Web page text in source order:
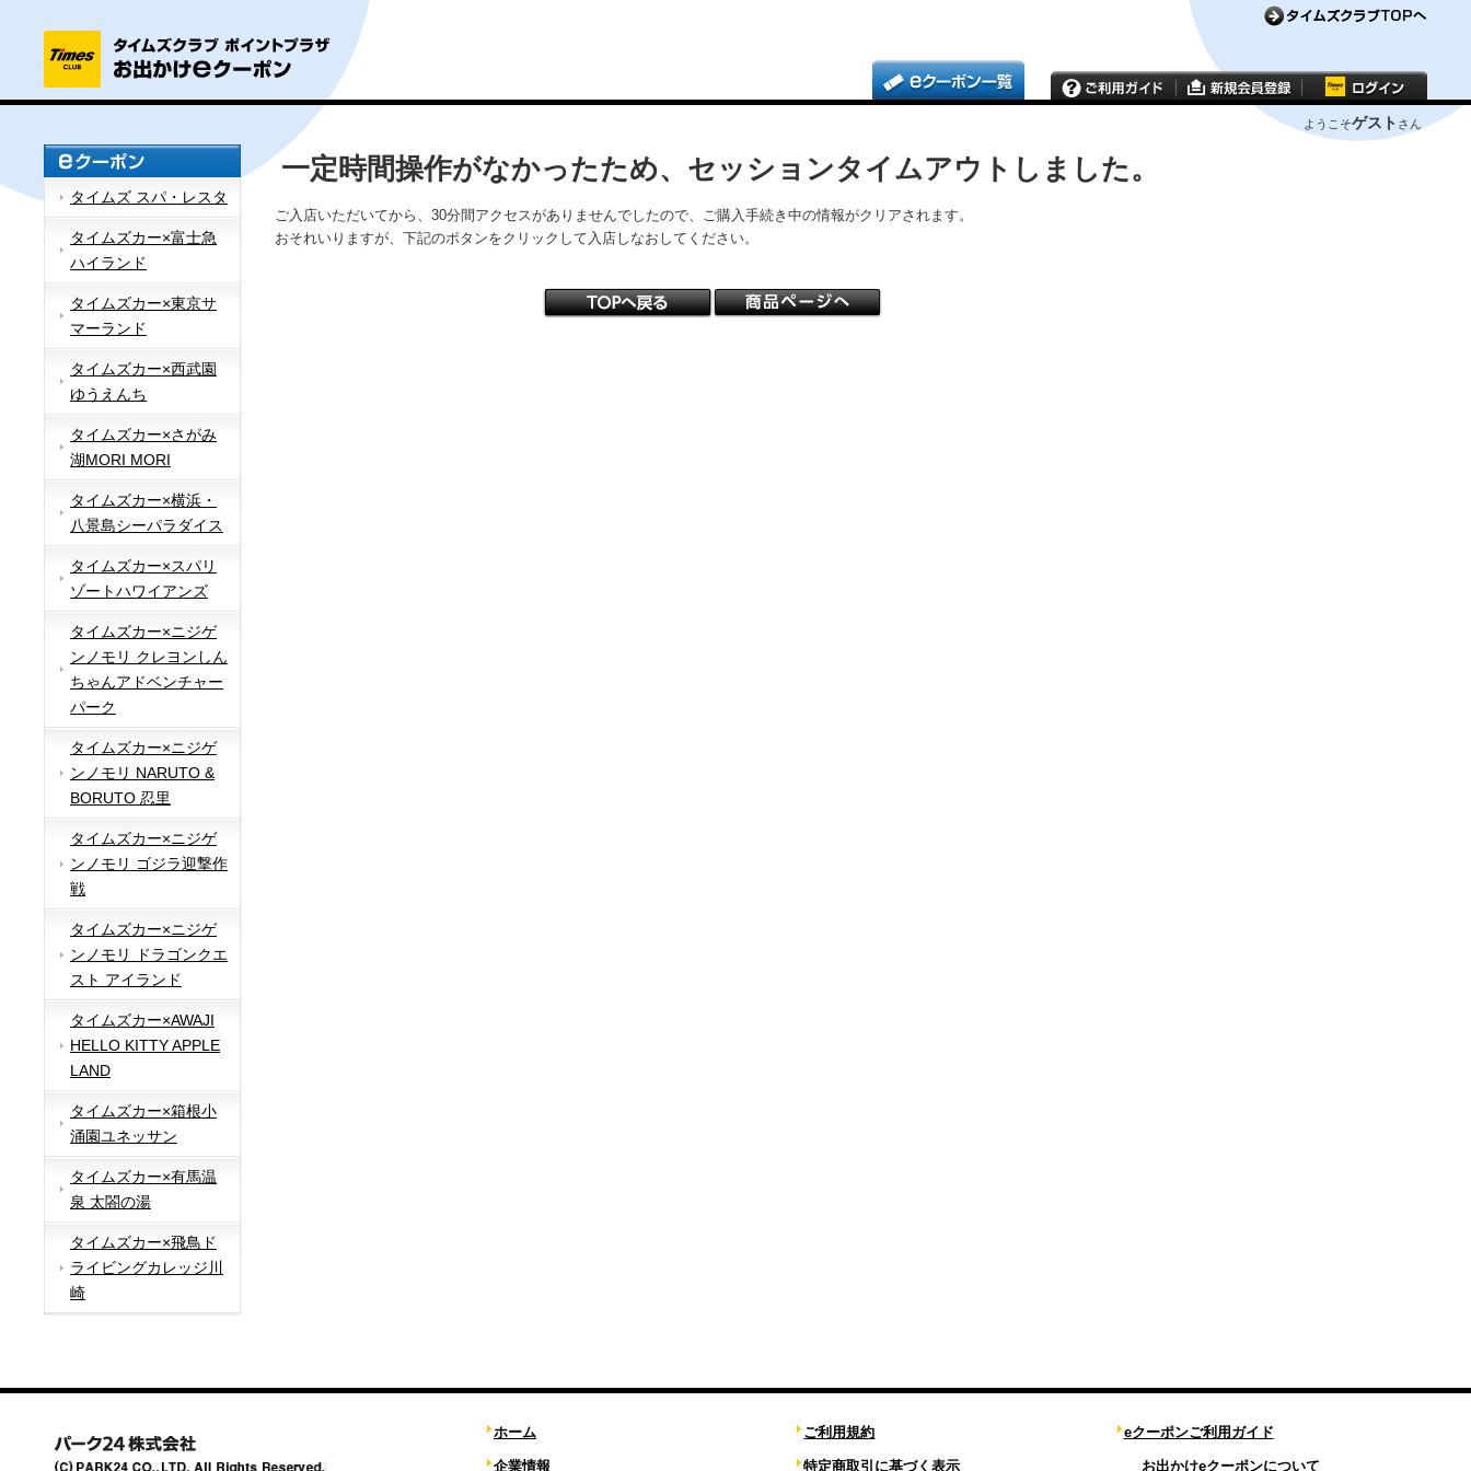
ようこそゲスト さん
タイムズ スパ・レスタ
タイムズカー×富士急
ハイランド
タイムズカー×東京サ
マーランド
タイムズカー×西武園
ゆうえんち
タイムズカー×さがみ
湖MORI MORI
タイムズカー×横浜・
八景島シーパラダイス
タイムズカー×スパリ
ゾートハワイアンズ
タイムズカー×ニジゲ
ンノモリ クレヨンしん
ちゃんアドベンチャー
パーク
タイムズカー×ニジゲ
ンノモリ NARUTO &
BORUTO 忍里
タイムズカー×ニジゲ
ンノモリ ゴジラ迎撃作
戦
タイムズカー×ニジゲ
ンノモリ ドラゴンクエ
スト アイランド
タイムズカー×AWAJI
HELLO KITTY APPLE
LAND
タイムズカー×箱根小
涌園ユネッサン
タイムズカー×有馬温
泉 太閤の湯
タイムズカー×飛鳥ド
ライビングカレッジ川
崎
一定時間操作がなかったため、セッションタイムアウトしました。
ご入店いただいてから、30分間アクセスがありませんでしたので、ご購入手続き中の情報がクリアされます。
おそれいりますが、下記のボタンをクリックして入店しなおしてください。
ホーム
企業情報
ご利用規約
特定商取引に基づく表示
eクーポンご利用ガイド
お出かけeクーポンについて